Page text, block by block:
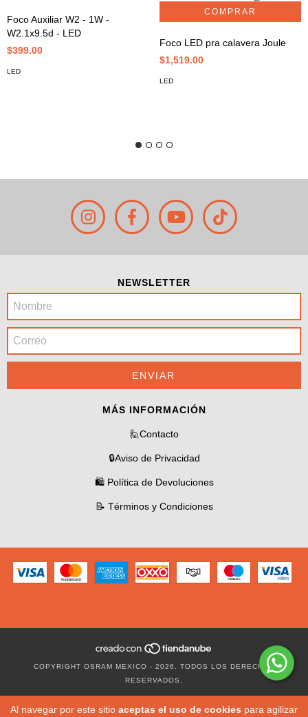
Al navegar por este sitio aceptas el uso de cookies para agilizar
Foco Auxiliar W2 - 1W -
W2.1x9.5d - LED
$399.00
LED
Foco LED pra calavera Joule
$1,519.00
LED
NEWSLETTER
MÁS INFORMACIÓN
🙋Contacto
🔒Aviso de Privacidad
🛍️ Política de Devoluciones
📝 Términos y Condiciones
COPYRIGHT OSRAM MEXICO - 2026. TODOS LOS DERECHOS
RESERVADOS.